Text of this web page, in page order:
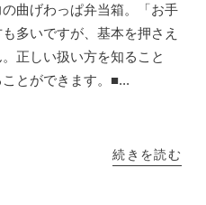
曲げわっぱ弁当箱。「お手
多いですが、基本を押さえ
正しい扱い方を知ること
とができます。■...
続きを読む